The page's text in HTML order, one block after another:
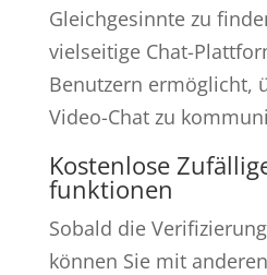
Gleichgesinnte zu
vielseitige Chat-
Benutzern ermöglicht,
Video-Chat zu
Kostenlose
funktionen
Sobald die
können Sie mit